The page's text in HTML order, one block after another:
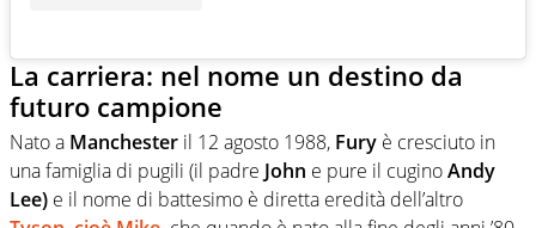
La carriera: nel nome un destino da
futuro campione
Nato a Manchester il 12 agosto 1988, Fury è cresciuto in
una famiglia di pugili (il padre John e pure il cuginoAndy
Lee) e il nome di battesimo è diretta eredità dell’altro